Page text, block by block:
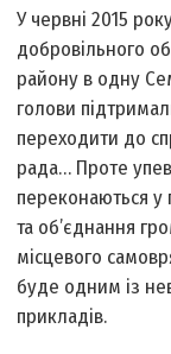
У червні 2015
добровільного
району в одну
голови
переходити до
рада… Проте
переконаються у
та об’єднання
місцевого
буде одним із
прикладів.